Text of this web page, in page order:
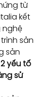
từ
kết
nghệ
sản
sản
2 yếu tố
sử